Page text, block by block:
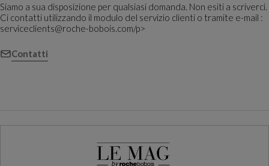
Siamo a sua disposizione per qualsiasi domanda. Non esiti a scriverci.
Ci contatti utilizzando il modulo del servizio clienti o tramite e-mail :
serviceclients@roche-bobois.com/p>
Contatti